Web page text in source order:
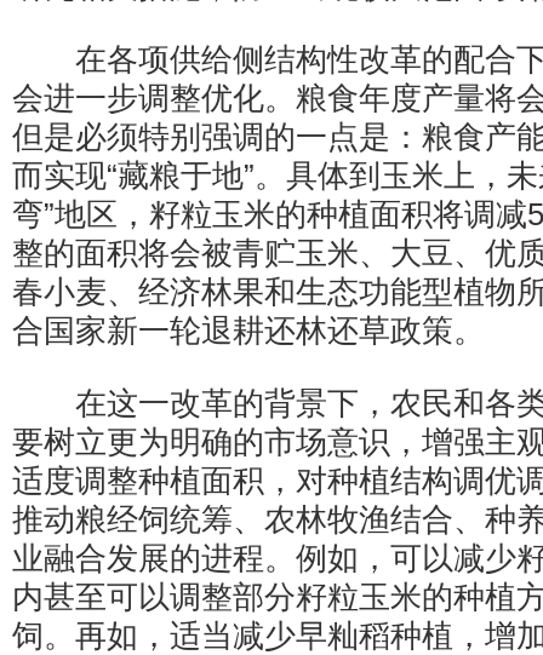
在各项供给侧结构性改革的配合
会进一步调整优化。粮食年度产量将
但是必须特别强调的一点是：粮食产
而实现“藏粮于地”。具体到玉米上，
弯”地区，籽粒玉米的种植面积将调减
整的面积将会被青贮玉米、大豆、优
春小麦、经济林果和生态功能型植物
合国家新一轮退耕还林还草政策。
在这一改革的背景下，农民和各
要树立更为明确的市场意识，增强主
适度调整种植面积，对种植结构调优
推动粮经饲统筹、农林牧渔结合、种
业融合发展的进程。例如，可以减少
内甚至可以调整部分籽粒玉米的种植
饲。再如，适当减少早籼稻种植，增